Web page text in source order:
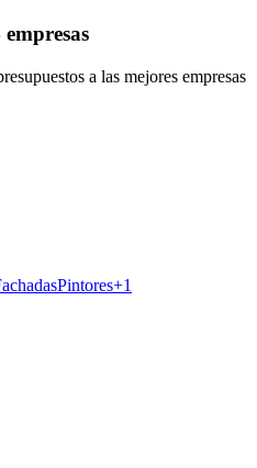
a las mejores empresas
Pintores+1